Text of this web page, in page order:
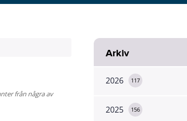
från några av
Arkiv
2026 117
2025 156